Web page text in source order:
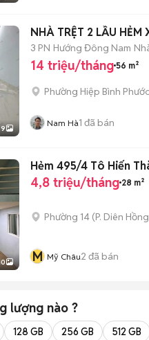
9
NHÀ TRỆT 2 LẦU HẺM
3 PN Hướng Đông Nam
14 triệu/tháng 56 m²
Phường Hiệp Bình
Nam Hà1 đã bán
Hẻm 495/4 Tô
4,8 triệu/tháng 28 m²
Phường 14 (P. Diên Hồng
M Mỹ Châu2 đã bán
lượng nào ?
128 GB 256 GB 512 GB